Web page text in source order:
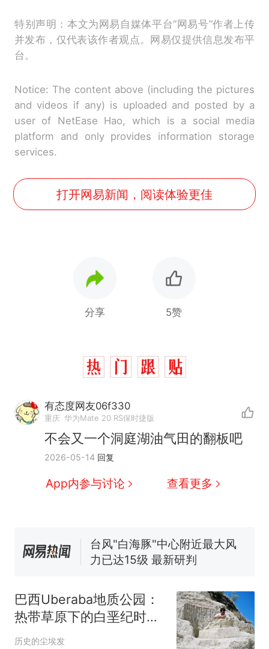
特别声明：本文为网易自媒体平台“网易号”作者上传
并发布，仅代表该作者观点。网易仅提供信息发布平
台。
Notice: The content above (including the pictures
and videos if any) is uploaded and posted by a
user of NetEase Hao, which is a social media
platform and only provides information storage
services.
打开网易新闻，阅读体验更佳
分享 5赞
有态度网友06f330
重庆 华为Mate 20 RS保时捷版
不会又一个洞庭湖油气田的翻板吧
2026-05-14 回复
App内参与讨论 查看更多
热 那个在床头放菜刀的女孩，
协会回应
台风"白海豚"中心附近最大风
力已达15级 最新研判
官方通报
佛山一中学招聘物理教师，笔
试前13名均遭淘汰？教育局：
已叫停招聘，成立调查组全面
享界G9车型预售价公布：
巴西Uberaba地质公园：
热带草原下的白垩纪时间
胶囊，藏有超过1万块化石
历史的尘埃发